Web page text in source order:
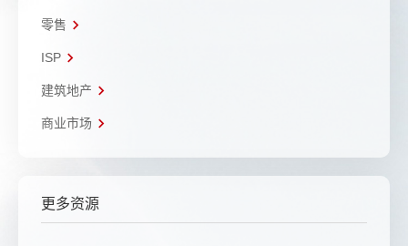
零售
ISP
建筑地产
商业市场
更多资源